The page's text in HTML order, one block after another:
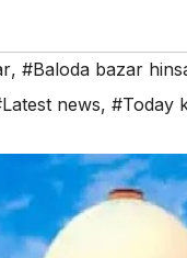
, #Baloda bazar
news, #Today